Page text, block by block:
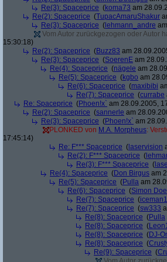
Re(3): Spaceprice (koma73 am
Re(2): Spaceprice (TupacAmaruShakur
Re(3): Spaceprice ( lehmann_andre
Vom Autor zurückgezogen oder Autor
15:30:18)
Re(2): Spaceprice (Buzz83 am
Re(3): Spaceprice (SoerenE am
Re(4): Spaceprice (nägele am
Re(5): Spaceprice (kgbo am
Re(6): Spaceprice (maxibibi
Re(7): Spaceprice (currabe
Re: Spaceprice (Phoen!x` am 28.09.2005,
Re(2): Spaceprice (sannerle am
Re(3): Spaceprice (Phoen!x` am
PLONKED von M.A. Morpheus:
17:45:14)
Re: F*** Spaceprice ( laservision
Re(2): F*** Spaceprice (
Re(3): F*** Spaceprice (
Re(4): Spaceprice (Don Birgus am
Re(5): Spaceprice (Pulla am
Re(6): Spaceprice (Simon
Re(7): Spaceprice (
Re(7): Spaceprice (sw333
Re(8): Spaceprice (Pulla
Re(8): Spaceprice (
Re(8): Spaceprice (DJ-
Re(8): Spaceprice (
Re(9): Spaceprice (